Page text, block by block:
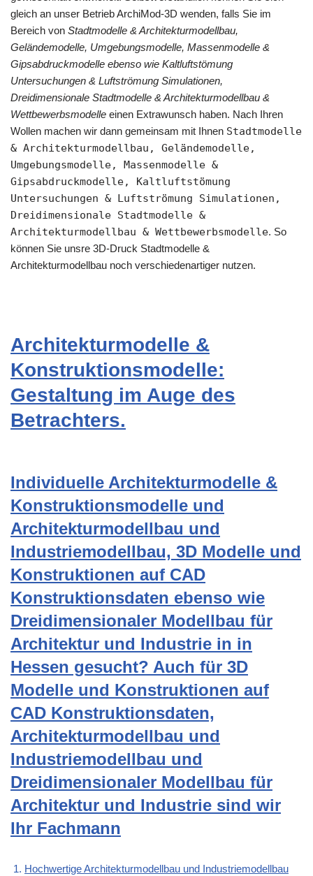
gleich an unser Betrieb ArchiMod-3D wenden, falls Sie im
Bereich von Stadtmodelle & Architekturmodellbau,
Geländemodelle, Umgebungsmodelle, Massenmodelle &
Gipsabdruckmodelle ebenso wie Kaltluftstömung
Untersuchungen & Luftströmung Simulationen,
Dreidimensionale Stadtmodelle & Architekturmodellbau &
Wettbewerbsmodelle einen Extrawunsch haben. Nach Ihren
Wollen machen wir dann gemeinsam mit Ihnen Stadtmodelle
& Architekturmodellbau, Geländemodelle,
Umgebungsmodelle, Massenmodelle &
Gipsabdruckmodelle, Kaltluftstömung
Untersuchungen & Luftströmung Simulationen,
Dreidimensionale Stadtmodelle &
Architekturmodellbau & Wettbewerbsmodelle. So
können Sie unsre 3D-Druck Stadtmodelle &
Architekturmodellbau noch verschiedenartiger nutzen.
Architekturmodelle &
Konstruktionsmodelle:
Gestaltung im Auge des
Betrachters.
Individuelle Architekturmodelle &
Konstruktionsmodelle und
Architekturmodellbau und
Industriemodellbau, 3D Modelle und
Konstruktionen auf CAD
Konstruktionsdaten ebenso wie
Dreidimensionaler Modellbau für
Architektur und Industrie in in
Hessen gesucht? Auch für 3D
Modelle und Konstruktionen auf
CAD Konstruktionsdaten,
Architekturmodellbau und
Industriemodellbau und
Dreidimensionaler Modellbau für
Architektur und Industrie sind wir
Ihr Fachmann
Hochwertige Architekturmodellbau und Industriemodellbau